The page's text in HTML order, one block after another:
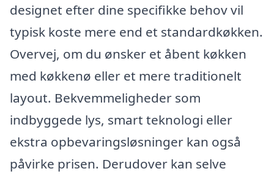
designet efter dine specifikke behov vil
typisk koste mere end et standardkøkken.
Overvej, om du ønsker et åbent køkken
med køkkenø eller et mere traditionelt
layout. Bekvemmeligheder som
indbyggede lys, smart teknologi eller
ekstra opbevaringsløsninger kan også
påvirke prisen. Derudover kan selve